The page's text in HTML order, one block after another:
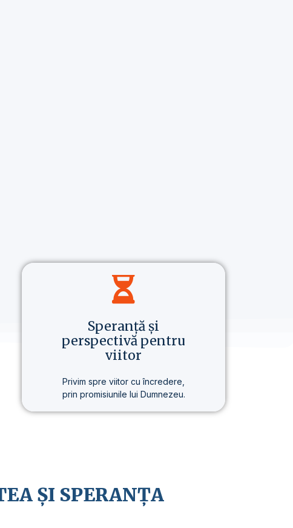
Speranță și
perspectivă pentru
viitor
Privim spre viitor cu încredere,
prin promisiunile lui Dumnezeu.
ȘI SPERANȚA